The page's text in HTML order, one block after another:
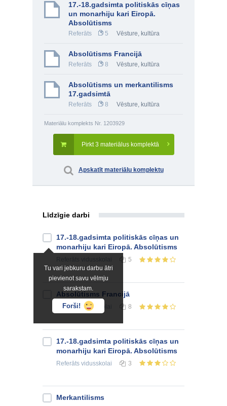
17.-18.gadsimta politiskās cīņas
un monarhiju kari Eiropā.
Absolūtisms
Referāts 5 Vēsture, kultūra
Absolūtisms Francijā
Referāts 8 Vēsture, kultūra
Absolūtisms un merkantilisms
17.gadsimtā
Referāts 8 Vēsture, kultūra
Materiālu komplekts Nr. 1203929
Pirkt 3 materiālus komplektā
Apskatīt materiālu komplektu
Līdzīgie darbi
Tu vari jebkuru darbu ātri
pievienot savu vēlmju
sarakstam.
Forši!
17.-18.gadsimta politiskās cīņas un
monarhiju kari Eiropā. Absolūtisms
5
Absolūtisms Francijā
Referātsvidusskolai 8
17.-18.gadsimta politiskās cīņas un
monarhiju kari Eiropā. Absolūtisms
Referāts vidusskolai 3
Merkantilisms